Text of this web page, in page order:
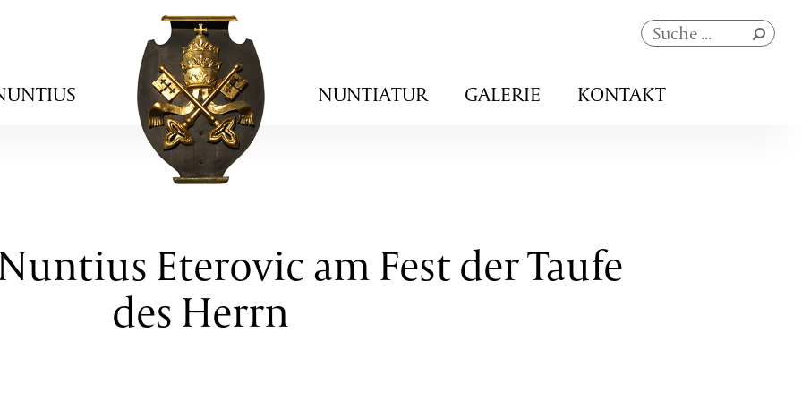
Navigation
überspringen
NUNTIATUR GALERIE KONTAKT
Eterovic am Fest der Taufe
des Herrn